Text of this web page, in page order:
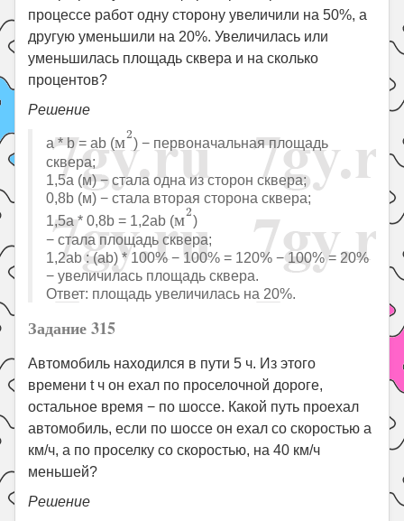
процессе работ одну сторону увеличили на 50%, а
другую уменьшили на 20%. Увеличилась или
уменьшилась площадь сквера и на сколько
процентов?
Решение
a * b = ab (м2
м2
) − первоначальная площадь
сквера;
1,5a (м) − стала одна из сторон сквера;
0,8b (м) − стала вторая сторона сквера;
1,5a * 0,8b = 1,2ab (м2
м2
)
− стала площадь сквера;
1,2ab : (ab) * 100% − 100% = 120% − 100% = 20%
− увеличилась площадь сквера.
Ответ: площадь увеличилась на 20%.
Задание 315
Автомобиль находился в пути 5 ч. Из этого
времени t ч он ехал по проселочной дороге,
остальное время − по шоссе. Какой путь проехал
автомобиль, если по шоссе он ехал со скоростью a
км/ч, а по проселку со скоростью, на 40 км/ч
меньшей?
Решение